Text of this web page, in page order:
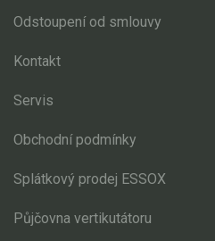
Odstoupení od smlouvy
Kontakt
Servis
Obchodní podmínky
Splátkový prodej ESSOX
Půjčovna vertikutátoru